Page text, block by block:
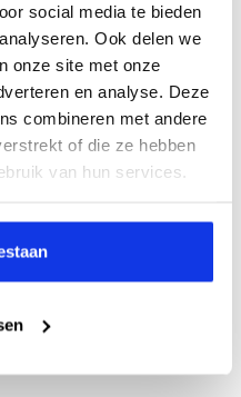
social media te bieden
Ook delen we
onze site met onze
en analyse. Deze
combineren met andere
of die ze hebben
van hun services.